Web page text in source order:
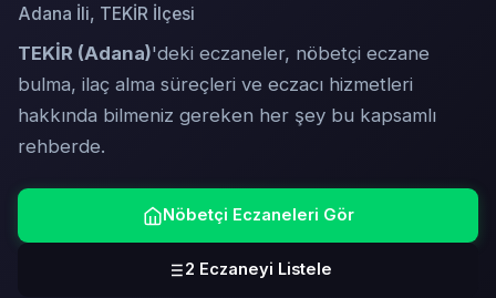
Adana İli, TEKİR İlçesi
TEKİR (Adana)'deki eczaneler, nöbetçi eczane
bulma, ilaç alma süreçleri ve eczacı hizmetleri
hakkında bilmeniz gereken her şey bu kapsamlı
rehberde.
Nöbetçi Eczaneleri Gör
2 Eczaneyi Listele